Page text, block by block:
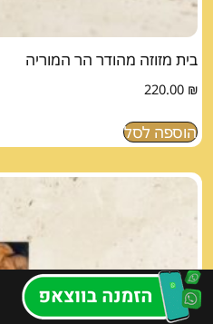
בית מזוזה מהודר הר המוריה
220.00 ₪
הוספה לסל